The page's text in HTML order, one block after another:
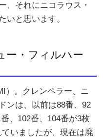
、それにニコラウス・
いと思います。
ー・フィルハー
）。クレンペラー、ニ
ンは、以前は88番、92
、102番、104番が3枚
いましたが、現在は廃